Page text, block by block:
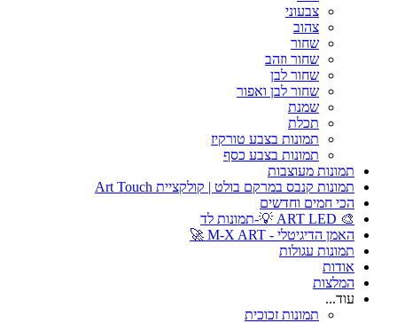
צבעוני
צהוב
שחור
שחור וזהב
שחור לבן
שחור לבן ואפור
שמנת
תכלת
תמונות בצבע טורקיז
תמונות בצבע כסף
תמונות מעוצבות
תמונות קנבס במרקם בולט | קולקציית Art Touch
הכי חמים וחדשים
🎨 ART LED 💡-תמונות לד
האמן הדיגיטלי - M-X ART 🚀
תמונות עגולות
אודות
המלצות
עוד...
תמונות זכוכית